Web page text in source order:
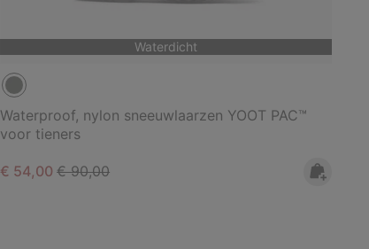
Waterdicht
Waterproof, nylon sneeuwlaarzen YOOT PAC™
voor tieners
Sale price:
€ 54,00Regular price:
€ 90,00